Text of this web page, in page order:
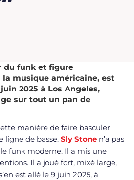
du funk et figure
musique américaine, est
2025 à Los Angeles,
sur tout un pan de
manière de faire basculer
ligne de basse. Sly Stone n’a pas
funk moderne. Il a mis une
Il a joué fort, mixé large,
est allé le 9 juin 2025, à